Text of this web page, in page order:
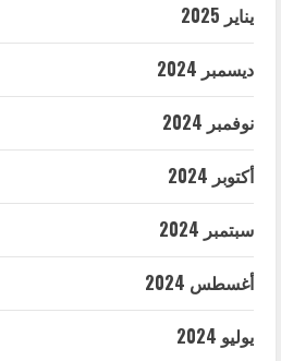
يناير 2025
ديسمبر 2024
نوفمبر 2024
أكتوبر 2024
سبتمبر 2024
أغسطس 2024
يوليو 2024